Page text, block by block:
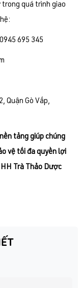
trong quá trình giao
695 345
Quận Gò Vấp,
tảng giúp chúng
vệ tối đa quyền lợi
Trà Thảo Dược